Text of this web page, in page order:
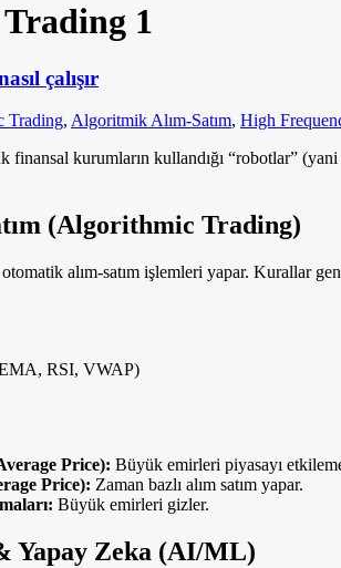
1
çalışır
Trading, Algoritmik Alım-Satım, High
kurumların kullandığı “robotlar”
(Algorithmic Trading)
alım-satım işlemleri yapar. Kurallar
RSI, VWAP)
Price): Büyük emirleri piyasayı
Price): Zaman bazlı alım satım yapar.
Büyük emirleri gizler.
Yapay Zeka (AI/ML)